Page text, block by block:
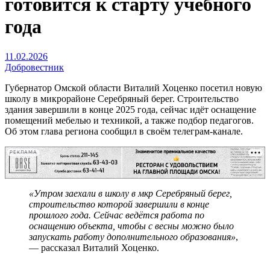
готовится к старту учебного
года
11.02.2026
Добровестник
Губернатор Омской области Виталий Хоценко посетил новую
школу в микрорайоне Серебряный берег. Строительство
здания завершили в конце 2025 года, сейчас идёт оснащение
помещений мебелью и техникой, а также подбор педагогов.
Об этом глава региона сообщил в своём телеграм-канале.
РЕКЛАМА
«Утром заехали в школу в мкр Серебряный берег,
строительство которой завершили в конце
прошлого года. Сейчас ведётся работа по
оснащению объекта, чтобы с весны можно было
запускать работу дополнительного образования»,
— рассказал Виталий Хоценко.